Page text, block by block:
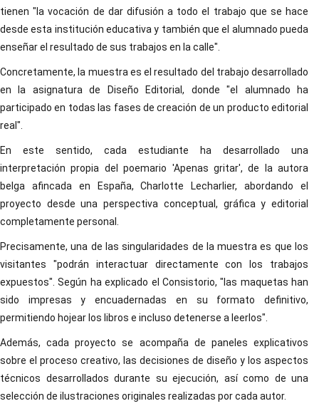
tienen "la vocación de dar difusión a todo el trabajo que se hace
desde esta institución educativa y también que el alumnado pueda
enseñar el resultado de sus trabajos en la calle".
Concretamente, la muestra es el resultado del trabajo desarrollado
en la asignatura de Diseño Editorial, donde "el alumnado ha
participado en todas las fases de creación de un producto editorial
real".
En este sentido, cada estudiante ha desarrollado una
interpretación propia del poemario 'Apenas gritar', de la autora
belga afincada en España, Charlotte Lecharlier, abordando el
proyecto desde una perspectiva conceptual, gráfica y editorial
completamente personal.
Precisamente, una de las singularidades de la muestra es que los
visitantes "podrán interactuar directamente con los trabajos
expuestos". Según ha explicado el Consistorio, "las maquetas han
sido impresas y encuadernadas en su formato definitivo,
permitiendo hojear los libros e incluso detenerse a leerlos".
Además, cada proyecto se acompaña de paneles explicativos
sobre el proceso creativo, las decisiones de diseño y los aspectos
técnicos desarrollados durante su ejecución, así como de una
selección de ilustraciones originales realizadas por cada autor.